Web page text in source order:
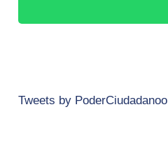
Tweets by PoderCiudadanoo